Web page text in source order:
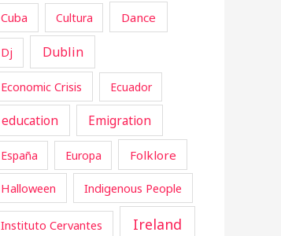
Cuba Cultura Dance
Dj Dublin
Economic Crisis Ecuador
education Emigration
España Europa Folklore
Halloween Indigenous People
Instituto Cervantes Ireland